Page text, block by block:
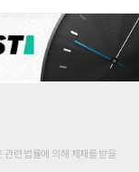
련 법률에 의해 제재를 받을